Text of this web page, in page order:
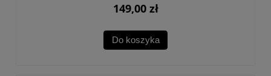
149,00 zł
Do koszyka